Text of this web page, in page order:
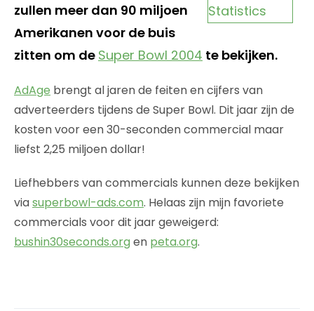
zullen meer dan 90 miljoen
Amerikanen voor de buis
zitten om de Super Bowl 2004 te bekijken.
AdAge brengt al jaren de feiten en cijfers van
adverteerders tijdens de Super Bowl. Dit jaar zijn de
kosten voor een 30-seconden commercial maar
liefst 2,25 miljoen dollar!
Liefhebbers van commercials kunnen deze bekijken
viasuperbowl-ads.com. Helaas zijn mijn favoriete
commercials voor dit jaar geweigerd:
bushin30seconds.org en peta.org.